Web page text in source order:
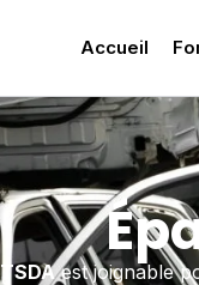
Accueil
TSDAest joignable